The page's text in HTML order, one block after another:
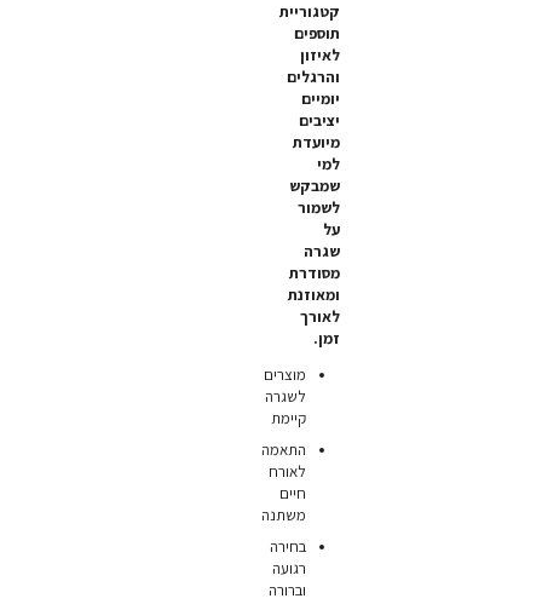
קטגוריית
תוספים
לאיזון
והרגלים
יומיים
יציבים
מיועדת
למי
שמבקש
לשמור
על
שגרה
מסודרת
ומאוזנת
לאורך
זמן.
מוצרים
לשגרה
קיימת
התאמה
לאורח
חיים
משתנה
בחירה
רגועה
וברורה